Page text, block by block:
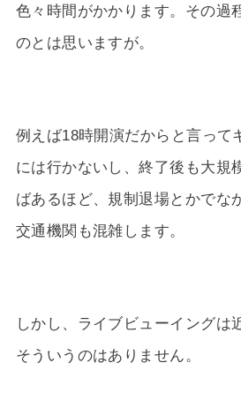
色々時間がかかります。その過
のとは思いますが。
例えば18時開演だからと言って
には行かないし、終了後も大規
ばあるほど、規制退場とかでな
交通機関も混雑します。
しかし、ライブビューイングは
そういうのはありません。